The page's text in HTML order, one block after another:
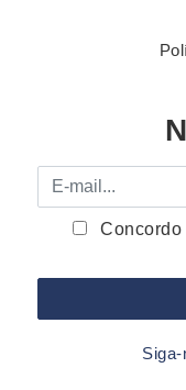
E-mail